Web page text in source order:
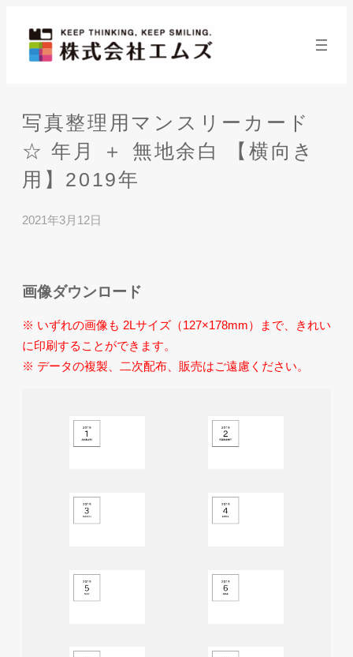
写真整理用マンスリーカード
☆ 年月 ＋ 無地余白 【横向き
用】2019年
2021年3月12日
画像ダウンロード
※ いずれの画像も 2Lサイズ（127×178mm）まで、きれい
に印刷することができます。
※ データの複製、二次配布、販売はご遠慮ください。